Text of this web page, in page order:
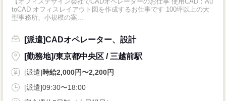
toCAD オフィスレイアウト図を作成するお仕事です 100坪以上の大
型事務所、小規模の案...
[派遣]CADオペレーター、設計
[勤務地]/東京都中央区 / 三越前駅
[派遣]時給2,000円〜2,200円
[派遣]09:30〜18:00